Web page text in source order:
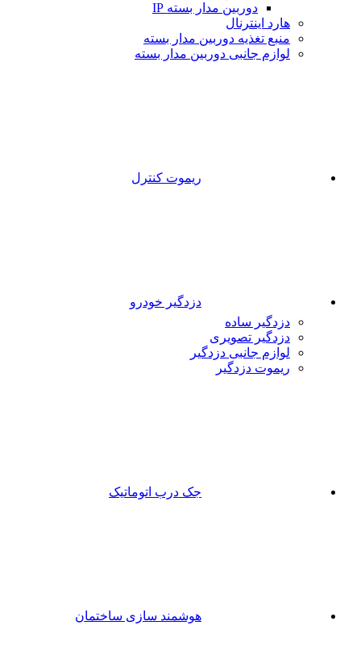
دوربین مدار بسته IP
هارد اینترنال
منبع تغذیه دوربین مدار بسته
لوازم جانبی دوربین مدار بسته
ریموت کنترل
دزدگیر خودرو
دزدگیر ساده
دزدگیر تصویری
لوازم جانبی دزدگیر
ریموت دزدگیر
جک درب اتوماتیک
هوشمند سازی ساختمان